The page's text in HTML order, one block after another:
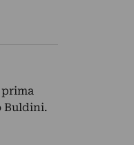
Buldini.